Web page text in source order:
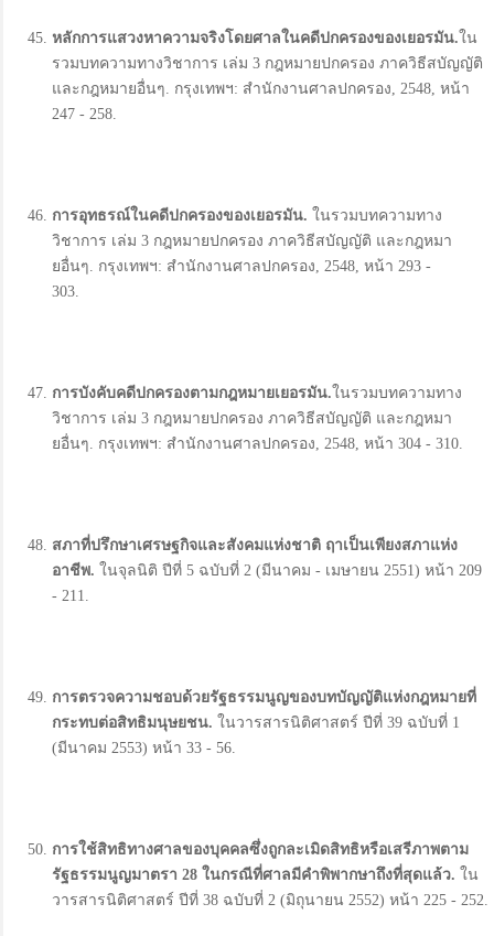
หลักการแสวงหาความจริงโดยศาลในคดีปกครองของเยอรมัน.ใน
รวมบทความทางวิชาการ เล่ม 3 กฎหมายปกครอง ภาควิธีสบัญญัติ
และกฎหมายอื่นๆ. กรุงเทพฯ: สำนักงานศาลปกครอง, 2548, หน้า
247 - 258.
การอุทธรณ์ในคดีปกครองของเยอรมัน. ในรวมบทความทาง
วิชาการ เล่ม 3 กฎหมายปกครอง ภาควิธีสบัญญัติ และกฎหมา
ยอื่นๆ. กรุงเทพฯ: สำนักงานศาลปกครอง, 2548, หน้า 293 -
303.
การบังคับคดีปกครองตามกฎหมายเยอรมัน.ในรวมบทความทาง
วิชาการ เล่ม 3 กฎหมายปกครอง ภาควิธีสบัญญัติ และกฎหมา
ยอื่นๆ. กรุงเทพฯ: สำนักงานศาลปกครอง, 2548, หน้า 304 - 310.
สภาที่ปรึกษาเศรษฐกิจและสังคมแห่งชาติ ฤาเป็นเพียงสภาแห่ง
อาชีพ. ในจุลนิติ ปีที่ 5 ฉบับที่ 2 (มีนาคม - เมษายน 2551) หน้า 209
- 211.
การตรวจความชอบด้วยรัฐธรรมนูญของบทบัญญัติแห่งกฎหมายที่
กระทบต่อสิทธิมนุษยชน. ในวารสารนิติศาสตร์ ปีที่ 39 ฉบับที่ 1
(มีนาคม 2553) หน้า 33 - 56.
การใช้สิทธิทางศาลของบุคคลซึ่งถูกละเมิดสิทธิหรือเสรีภาพตาม
รัฐธรรมนูญมาตรา 28 ในกรณีที่ศาลมีคำพิพากษาถึงที่สุดแล้ว. ใน
วารสารนิติศาสตร์ ปีที่ 38 ฉบับที่ 2 (มิถุนายน 2552) หน้า 225 - 252.